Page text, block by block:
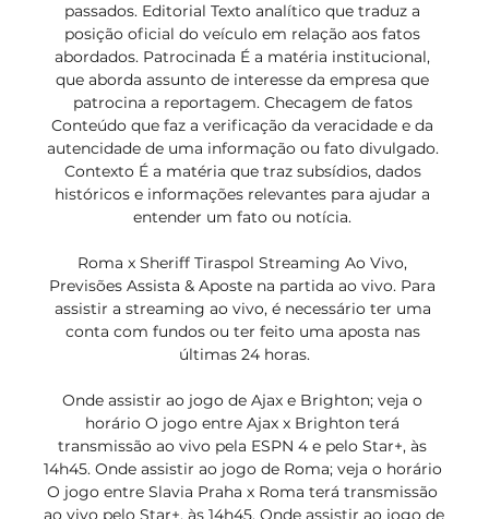
passados. Editorial Texto analítico que traduz a
posição oficial do veículo em relação aos fatos
abordados. Patrocinada É a matéria institucional,
que aborda assunto de interesse da empresa que
patrocina a reportagem. Checagem de fatos
Conteúdo que faz a verificação da veracidade e da
autencidade de uma informação ou fato divulgado.
Contexto É a matéria que traz subsídios, dados
históricos e informações relevantes para ajudar a
entender um fato ou notícia.
Roma x Sheriff Tiraspol Streaming Ao Vivo,
Previsões Assista & Aposte na partida ao vivo. Para
assistir a streaming ao vivo, é necessário ter uma
conta com fundos ou ter feito uma aposta nas
últimas 24 horas.
Onde assistir ao jogo de Ajax e Brighton; veja o
horário O jogo entre Ajax x Brighton terá
transmissão ao vivo pela ESPN 4 e pelo Star+, às
14h45. Onde assistir ao jogo de Roma; veja o horário
O jogo entre Slavia Praha x Roma terá transmissão
ao vivo pelo Star+, às 14h45. Onde assistir ao jogo de